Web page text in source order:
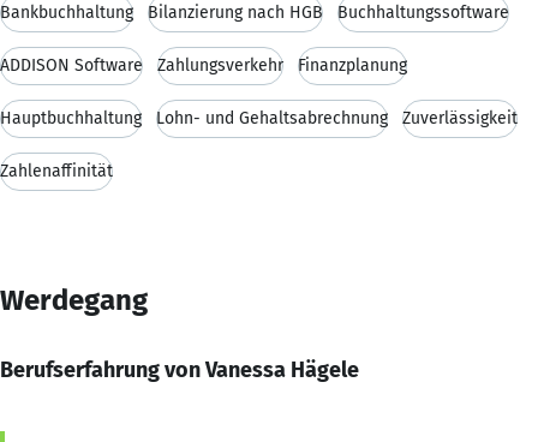
Bankbuchhaltung Bilanzierung nach HGB Buchhaltungssoftware
ADDISON Software Zahlungsverkehr Finanzplanung
Hauptbuchhaltung Lohn- und Gehaltsabrechnung Zuverlässigkeit
Zahlenaffinität
Werdegang
Berufserfahrung von Vanessa Hägele